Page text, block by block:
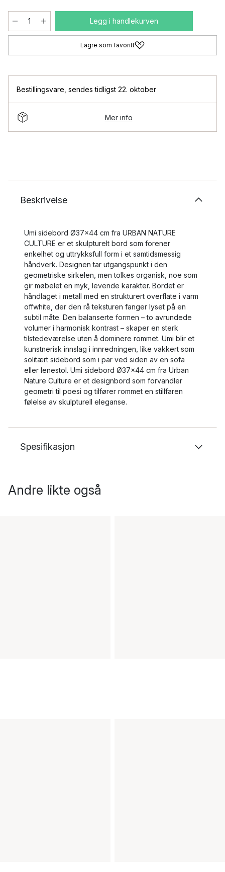
Legg i handlekurven
Lagre som favoritt
Bestillingsvare sendes tidligst 22. oktober
Mer info
Beskrivelse
Umi sidebord Ø37x44 cm fra URBAN NATURE
CULTURE er et skulpturelt bord som forener
enkelhet og uttrykksfull form i et samtidsmessig
håndverk. Designen tar utgangspunkt i den
geometriske sirkelen, men tolkes organisk, noe som
gir møbelet en myk, levende karakter. Bordet er
håndlaget i metall med en strukturert overflate i varm
offwhite, der den rå teksturen fanger lyset på en
subtil måte. Den balanserte formen – to avrundede
volumer i harmonisk kontrast – skaper en sterk
tilstedeværelse uten å dominere rommet. Umi blir et
kunstnerisk innslag i innredningen, like vakkert som
solitært sidebord som i par ved siden av en sofa
eller lenestol. Umi sidebord Ø37x44 cm fra Urban
Nature Culture er et designbord som forvandler
geometri til poesi og tilfører rommet en stillfaren
følelse av skulpturell eleganse.
Spesifikasjon
Andre likte også